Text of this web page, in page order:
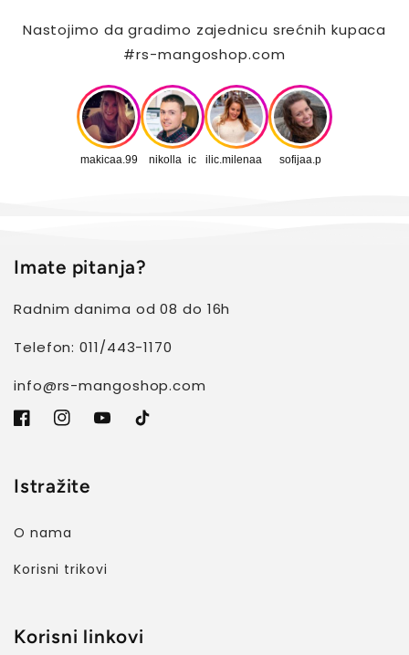
Nastojimo da gradimo zajednicu srećnih kupaca
#rs-mangoshop.com
makicaa.99 nikolla_ic ilic.milenaa_ sofijaa.p
Imate pitanja?
Radnim danima od 08 do 16h
Telefon: 011/443-1170
info@rs-mangoshop.com
FacebookInstagramYouTubeTikTok
Istražite
O nama
Korisni trikovi
Korisni linkovi